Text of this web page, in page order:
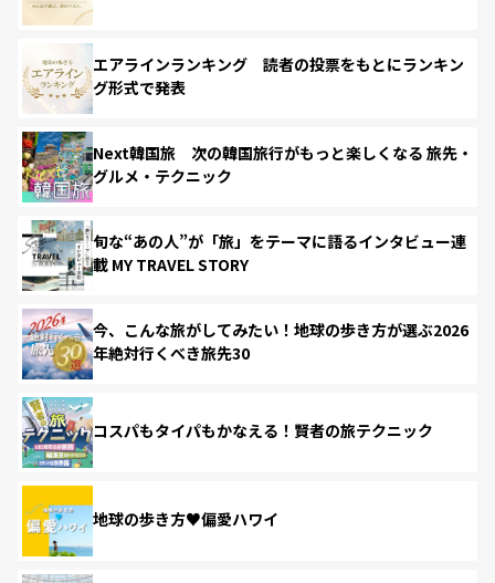
エアラインランキング 読者の投票をもとにランキン
グ形式で発表
Next韓国旅 次の韓国旅行がもっと楽しくなる 旅先・
グルメ・テクニック
旬な“あの人”が「旅」をテーマに語るインタビュー連
載 MY TRAVEL STORY
今、こんな旅がしてみたい！地球の歩き方が選ぶ2026
年絶対行くべき旅先30
コスパもタイパもかなえる！賢者の旅テクニック
地球の歩き方♥偏愛ハワイ